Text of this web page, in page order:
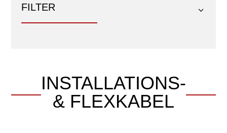
FILTER
FILTERN
INSTALLATIONS-
& FLEXKABEL